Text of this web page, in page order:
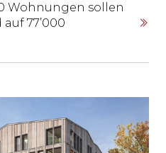
Wohnungen sollen
77’000
der Gemeinde
von der Benz
Chancen und